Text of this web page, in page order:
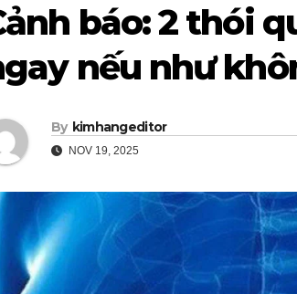
báo: 2 thói
nếu như
By kimhangeditor
NOV 19, 2025